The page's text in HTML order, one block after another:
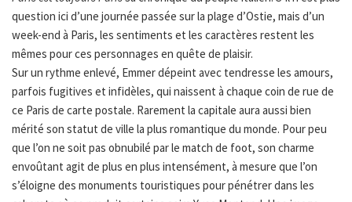
question ici d’une journée passée sur la plage d’Ostie, mais d’un
week-end à Paris, les sentiments et les caractères restent les
mêmes pour ces personnages en quête de plaisir.
Sur un rythme enlevé, Emmer dépeint avec tendresse les amours,
parfois fugitives et infidèles, qui naissent à chaque coin de rue de
ce Paris de carte postale. Rarement la capitale aura aussi bien
mérité son statut de ville la plus romantique du monde. Pour peu
que l’on ne soit pas obnubilé par le match de foot, son charme
envoûtant agit de plus en plus intensément, à mesure que l’on
s’éloigne des monuments touristiques pour pénétrer dans les